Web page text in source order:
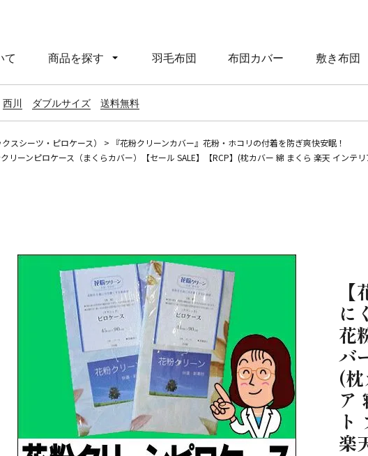
て 商品を探す 羽毛布団 布団カバー 敷き布団
西川 ダブルサイズ 送料無料
スシーツ・ピロケース）
『花粉クリーンカバー』花粉・ホコリの付着を防ぎ爽快安眠！
リーンピロケース（まくらカバー）【セール SALE】【RCP】(枕カバー 綿 まくら 楽天 イン
に
花
バ
(
ア
ト
楽